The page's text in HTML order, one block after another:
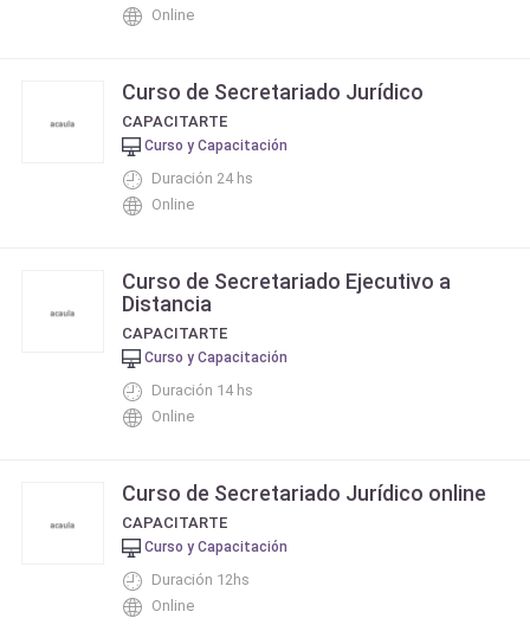
Online
Curso de Secretariado Jurídico
CAPACITARTE
Curso y Capacitación
Duración 24 hs
Online
Curso de Secretariado Ejecutivo a
Distancia
CAPACITARTE
Curso y Capacitación
Duración 14 hs
Online
Curso de Secretariado Jurídico online
CAPACITARTE
Curso y Capacitación
Duración 12hs
Online